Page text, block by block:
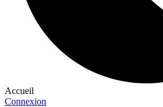
Accueil
Connexion